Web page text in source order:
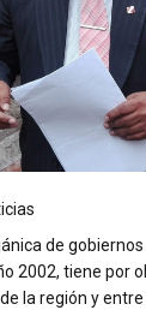
de
2002, tiene por
la región y